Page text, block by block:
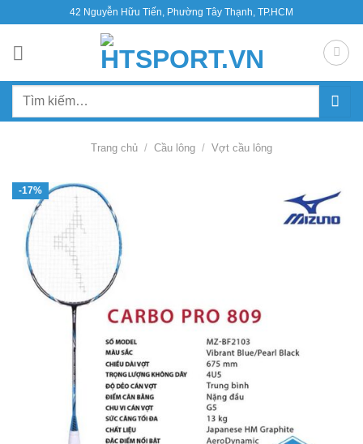
nội
42 Nguyễn Hữu Tiến, Phường Tây Thạnh, TP.HCM
Tìm
Trang chủ / Cầu lông / Vợt cầu lông
-17%